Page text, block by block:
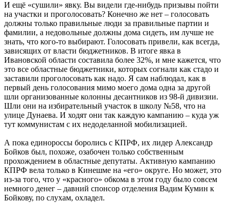
И ещё «сушили» явку. Вы видели где-нибудь призывы пойти
на участки и проголосовать? Конечно же нет – голосовать
должны только правильные люди за правильные партии и
фамилии, а недовольные должны дома сидеть, им лучше не
знать, что кого-то выбирают. Голосовать привели, как всегда,
зависящих от власти бюджетников. В итоге явка в
Ивановской области составила более 32%, и мне кажется, что
это все областные бюджетники, которых согнали как стадо и
заставили проголосовать как надо. Я сам наблюдал, как в
первый день голосования мимо моего дома одна за другой
шли организованные колонны десантников из 98-й дивизии.
Шли они на избирательный участок в школу №58, что на
улице Дунаева. И ходят они так каждую кампанию – куда уж
тут коммунистам с их недоделанной мобилизацией.
А пока единороссы боролись с КПРФ, их лидер Александр
Бойков был, похоже, озабочен только собственным
прохождением в областные депутаты. Активную кампанию
КПРФ вела только в Кинешме на «его» округе. Но может, это
из-за того, что у «красного» обкома в этом году было совсем
немного денег – давний спонсор отделения Вадим Кумин к
Бойкову, по слухам, охладел.